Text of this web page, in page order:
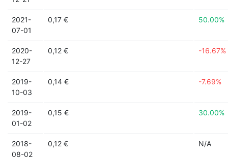
2021-
07-01
0,17 € 50.00%
2020-
12-27
0,12 € -16.67%
2019-
10-03
0,14 € -7.69%
2019-
01-02
0,15 € 30.00%
2018-
08-02
0,12 € N/A